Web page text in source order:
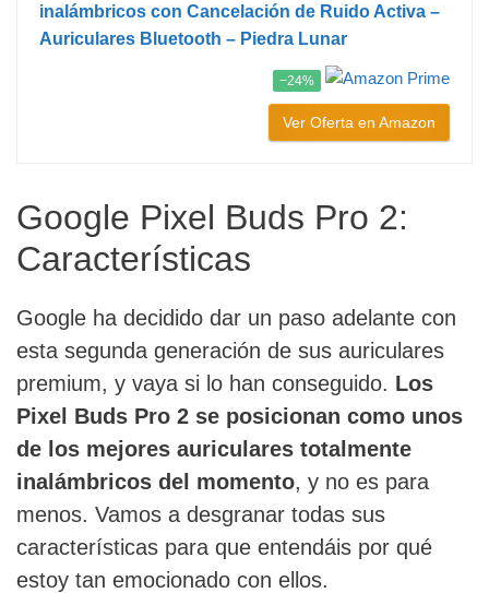
inalámbricos con Cancelación de Ruido Activa –
Auriculares Bluetooth – Piedra Lunar
−24%
Ver Oferta en Amazon
Google Pixel Buds Pro 2:
Características
Google ha decidido dar un paso adelante con
esta segunda generación de sus auriculares
premium, y vaya si lo han conseguido. Los
Pixel Buds Pro 2 se posicionan como unos
de los mejores auriculares totalmente
inalámbricos del momento, y no es para
menos. Vamos a desgranar todas sus
características para que entendáis por qué
estoy tan emocionado con ellos.